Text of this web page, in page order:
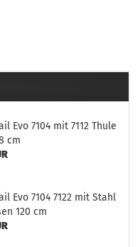
Evo 7104 mit 7112 Thule
cm
Evo 7104 7122 mit Stahl
120 cm